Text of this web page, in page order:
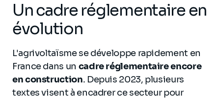
Un cadre réglementaire en
évolution
L'agrivoltaïsme se développe rapidement en
France dans un cadre réglementaire encore
en construction. Depuis 2023, plusieurs
textes visent à encadrer ce secteur pour